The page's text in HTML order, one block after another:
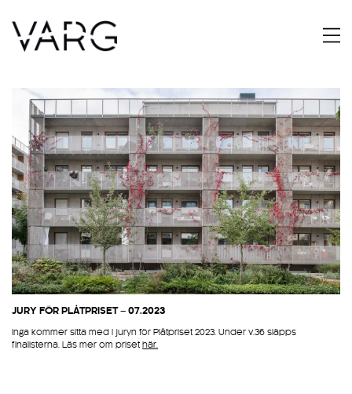
JURY FÖR PLÅTPRISET – 07.2023
Inga kommer sitta med i juryn för Plåtpriset 2023. Under v.36 släpps
finalisterna. Läs mer om priset här.